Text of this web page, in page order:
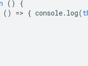
()
{
() => { console. log(